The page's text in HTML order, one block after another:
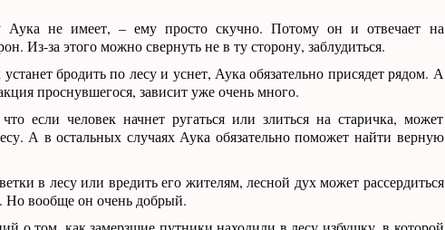
Аука не имеет, – ему просто скучно. Потому он и отвечает на
Из-за этого можно свернуть не в ту сторону, заблудиться.
бродить по лесу и уснет, Аука обязательно присядет рядом. А
проснувшегося, зависит уже очень много.
если человек начнет ругаться или злиться на старичка, может
А в остальных случаях Аука обязательно поможет найти верную
в лесу или вредить его жителям, лесной дух может рассердиться
Но вообще он очень добрый.